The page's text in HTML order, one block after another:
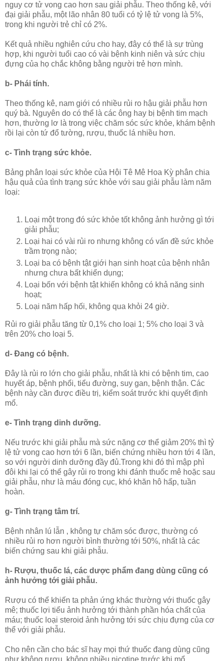
nguy cơ tử vong cao hơn sau giải phẫu. Theo thống kê, với
đại giải phẫu, một lão nhân 80 tuổi có tỷ lệ tử vong là 5%,
trong khi người trẻ chỉ có 2%.
Kết quả nhiều nghiên cứu cho hay, đây có thể là sự trùng
hợp, khi người tuổi cao có vài bệnh kinh niên và sức chịu
đựng của họ chắc không bằng người trẻ hơn mình.
b- Phái tính.
Theo thống kê, nam giới có nhiều rủi ro hậu giải phẫu hơn
quý bà. Nguyên do có thể là các ông hay bị bệnh tim mạch
hơn, thường lơ là trong việc chăm sóc sức khỏe, khám bệnh
rồi lại còn tứ đổ tường, rượu, thuốc lá nhiều hơn.
c- Tình trạng sức khỏe.
Bảng phân loại sức khỏe của Hội Tê Mê Hoa Kỳ phân chia
hậu quả của tình trạng sức khỏe với sau giải phẫu làm năm
loại:
Loại một trong đó sức khỏe tốt không ảnh hưởng gì tới
giải phẫu;
Loại hai có vài rủi ro nhưng không có vấn đề sức khỏe
trầm trọng nào;
Loại ba có bệnh tật giới hạn sinh hoạt của bệnh nhân
nhưng chưa bất khiển dụng;
Loại bốn với bệnh tật khiến không có khả năng sinh
hoạt;
Loại năm hấp hối, không qua khỏi 24 giờ.
Rủi ro giải phẫu tăng từ 0,1% cho loại 1; 5% cho loại 3 và
trên 20% cho loại 5.
d- Đang có bệnh.
Đây là rủi ro lớn cho giải phẫu, nhất là khi có bệnh tim, cao
huyết áp, bệnh phổi, tiểu đường, suy gan, bệnh thận. Các
bệnh này cần được điều trị, kiểm soát trước khi quyết định
mổ.
e- Tình trạng dinh dưỡng.
Nếu trước khi giải phẫu mà sức nặng cơ thể giảm 20% thì tỷ
lệ tử vong cao hơn tới 6 lần, biến chứng nhiều hơn tới 4 lần,
so với người dinh dưỡng đầy đủ.Trong khi đó thì mập phì
đôi khi lại có thể gây rủi ro trong khi đánh thuốc mê hoặc sau
giải phẫu, như là máu đóng cục, khó khăn hô hấp, tuần
hoàn.
g- Tình trạng tâm trí.
Bệnh nhân lú lẫn , không tự chăm sóc được, thường có
nhiều rủi ro hơn người bình thường tới 50%, nhất là các
biến chứng sau khi giải phẫu.
h- Rượu, thuốc lá, các dược phẩm đang dùng cũng có
ảnh hưởng tới giải phẫu.
Rượu có thể khiến ta phản ứng khác thường với thuốc gây
mê; thuốc lợi tiểu ảnh hưởng tới thành phần hóa chất của
máu; thuốc loại steroid ảnh hưởng tới sức chịu đựng của cơ
thể với giải phẫu.
Cho nên cần cho bác sĩ hay mọi thứ thuốc đang dùng cũng
như không rượu, không nhiều nicotine trước khi mổ.